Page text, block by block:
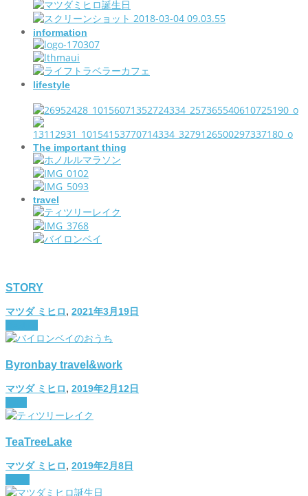
information
lifestyle
The important thing
travel
STORY
マツダ ミヒロ, 2021年3月19日
Byronbay travel&work
マツダ ミヒロ, 2019年2月12日
TeaTreeLake
マツダ ミヒロ, 2019年2月8日